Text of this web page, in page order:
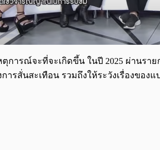
การณ์จะที่จะเกิดขึ้น ในปี 2025 ผ่านร
ารสั่นสะเทือน รวมถึงให้ระวังเรื่องขอ